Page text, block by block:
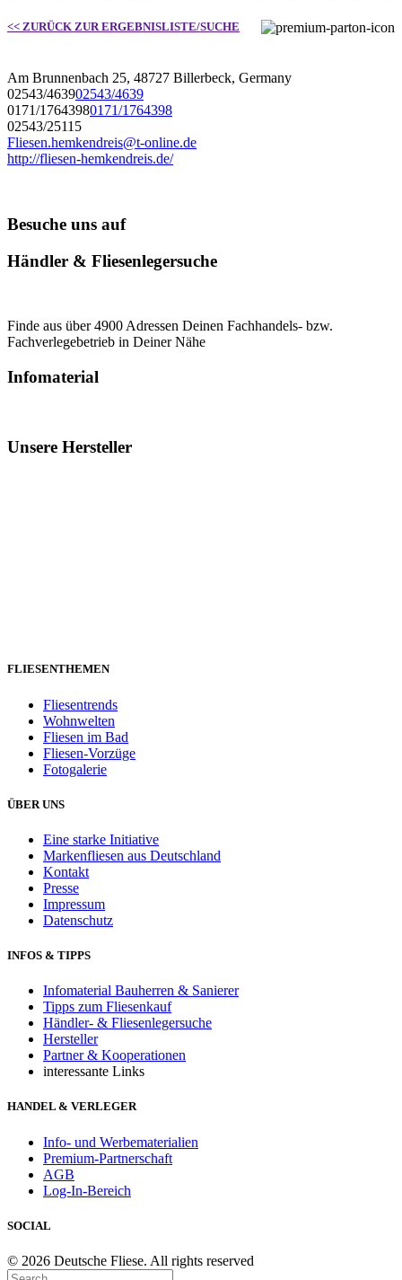
<< ZURÜCK ZUR ERGEBNISLISTE/SUCHE
Am Brunnenbach 25, 48727 Billerbeck, Germany
02543/463902543/4639
0171/17643980171/1764398
02543/25115
Fliesen.hemkendreis@t-online.de
http://fliesen-hemkendreis.de/
Besuche uns auf
Händler & Fliesenlegersuche
Finde aus über 4900 Adressen Deinen Fachhandels- bzw.
Fachverlegebetrieb in Deiner Nähe
Infomaterial
Unsere Hersteller
FLIESENTHEMEN
Fliesentrends
Wohnwelten
Fliesen im Bad
Fliesen-Vorzüge
Fotogalerie
ÜBER UNS
Eine starke Initiative
Markenfliesen aus Deutschland
Kontakt
Presse
Impressum
Datenschutz
INFOS & TIPPS
Infomaterial Bauherren & Sanierer
Tipps zum Fliesenkauf
Händler- & Fliesenlegersuche
Hersteller
Partner & Kooperationen
interessante Links
HANDEL & VERLEGER
Info- und Werbematerialien
Premium-Partnerschaft
AGB
Log-In-Bereich
SOCIAL
© 2026 Deutsche Fliese. All rights reserved